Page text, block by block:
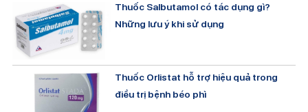
Thuốc Salbutamol có tác dụng gì?
Những lưu ý khi sử dụng
Thuốc Orlistat hỗ trợ hiệu quả trong
điều trị bệnh béo phì